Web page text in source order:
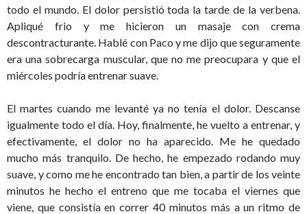
todo el mundo. El dolor persistió toda la tarde de la verbena.
Apliqué frio y me hicieron un masaje con crema
descontracturante. Hablé con Paco y me dijo que seguramente
era una sobrecarga muscular, que no me preocupara y que el
miércoles podría entrenar suave.
El martes cuando me levanté ya no tenía el dolor. Descanse
igualmente todo el día. Hoy, finalmente, he vuelto a entrenar, y
efectivamente, el dolor no ha aparecido. Me he quedado
mucho más tranquilo. De hecho, he empezado rodando muy
suave, y como me he encontrado tan bien, a partir de los veinte
minutos he hecho el entreno que me tocaba el viernes que
viene, que consistía en correr 40 minutos más a un ritmo de